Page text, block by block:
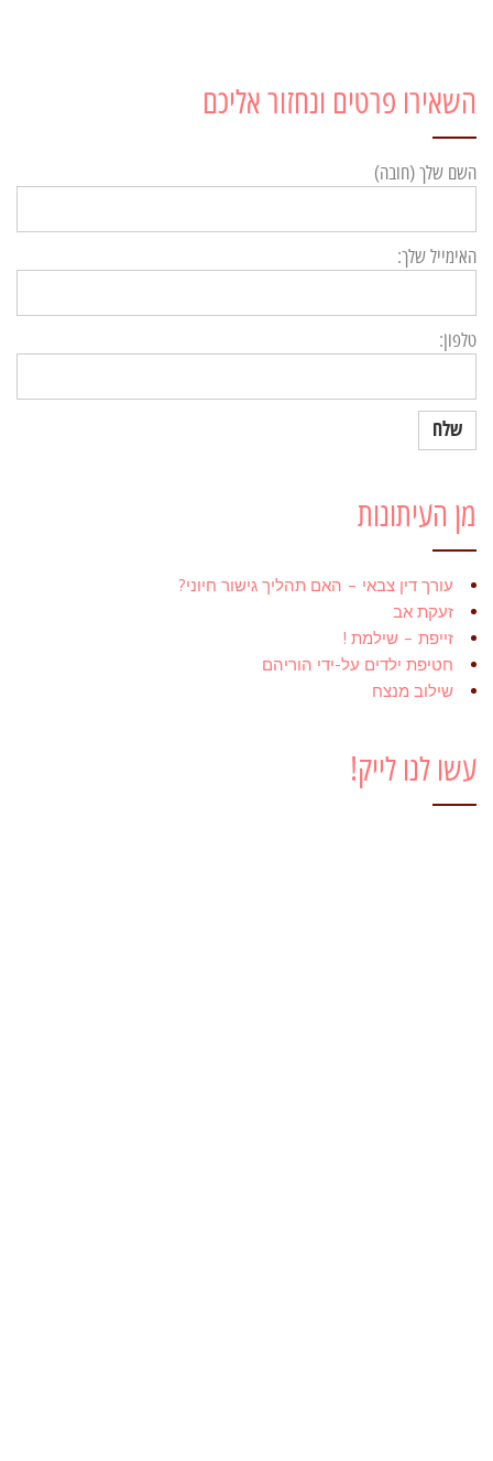
השאירו פרטים ונחזור אליכם
השם שלך (חובה)
האימייל שלך:
טלפון:
מן העיתונות
עורך דין צבאי – האם תהליך גישור חיוני?
זעקת אב
זייפת – שילמת !
חטיפת ילדים על-ידי הוריהם
שילוב מנצח
עשו לנו לייק!